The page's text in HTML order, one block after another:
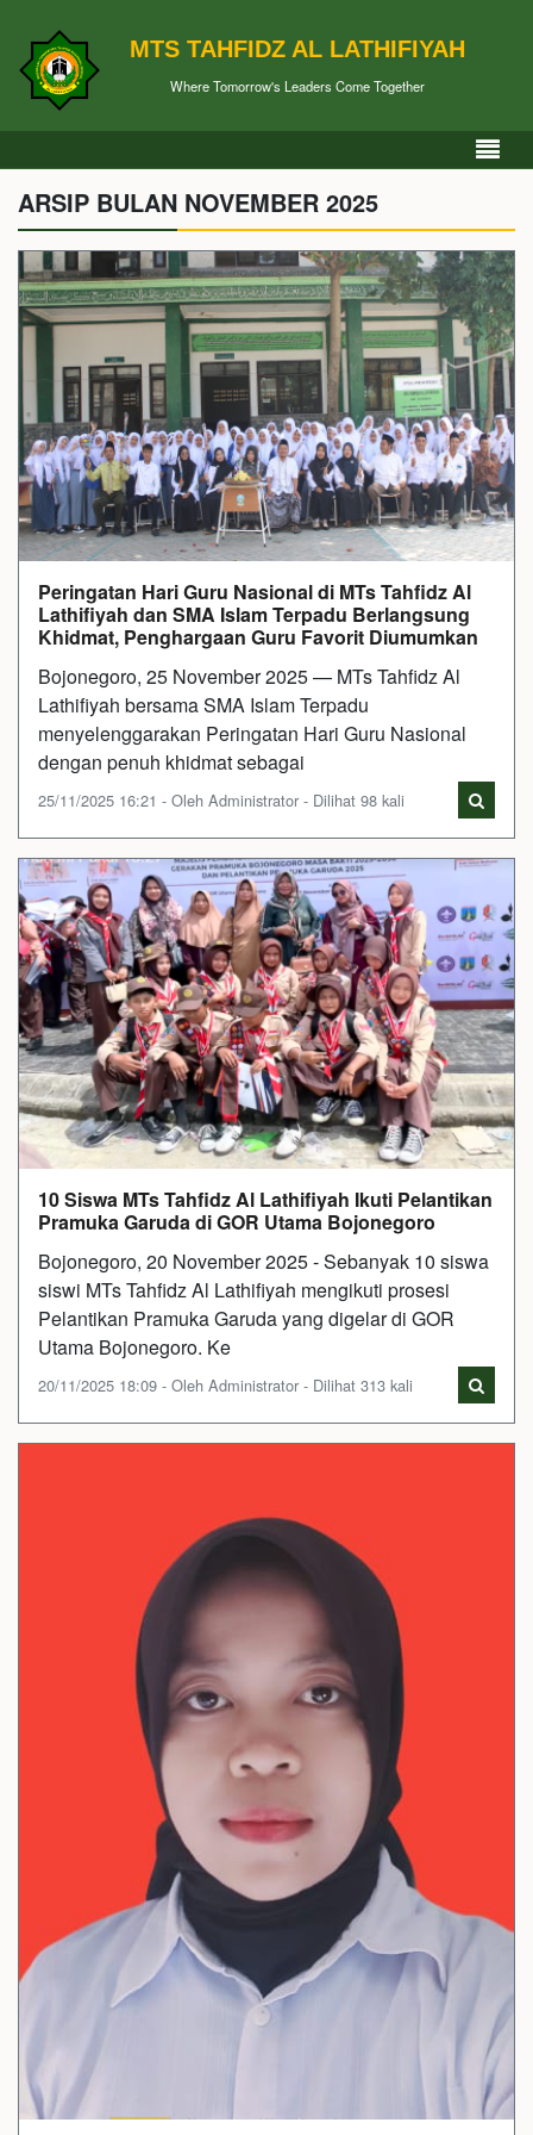
MTS TAHFIDZ AL LATHIFIYAH
Where Tomorrow's Leaders Come Together
ARSIP BULAN NOVEMBER 2025
Peringatan Hari Guru Nasional di MTs Tahfidz Al
Lathifiyah dan SMA Islam Terpadu Berlangsung
Khidmat, Penghargaan Guru Favorit Diumumkan
Bojonegoro, 25 November 2025 — MTs Tahfidz Al
Lathifiyah bersama SMA Islam Terpadu
menyelenggarakan Peringatan Hari Guru Nasional
dengan penuh khidmat sebagai
25/11/2025 16:21 - Oleh Administrator - Dilihat 98 kali
10 Siswa MTs Tahfidz Al Lathifiyah Ikuti Pelantikan
Pramuka Garuda di GOR Utama Bojonegoro
Bojonegoro, 20 November 2025 - Sebanyak 10 siswa
siswi MTs Tahfidz Al Lathifiyah mengikuti prosesi
Pelantikan Pramuka Garuda yang digelar di GOR
Utama Bojonegoro. Ke
20/11/2025 18:09 - Oleh Administrator - Dilihat 313 kali